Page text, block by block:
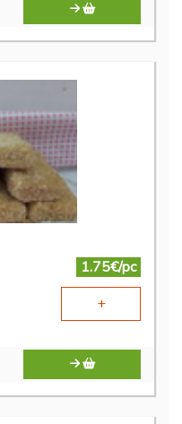
1.75€/pc
+